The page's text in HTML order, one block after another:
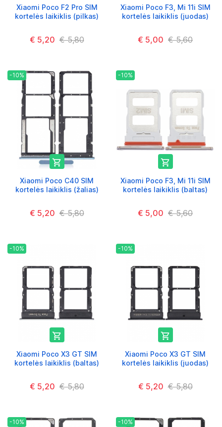
Xiaomi Poco F2 Pro SIM
kortelės laikiklis (pilkas)
€ 5,20 € 5,80
Xiaomi Poco F3, Mi 11i SIM
kortelės laikiklis (juodas)
€ 5,00 € 5,60
-10%

Xiaomi Poco C40 SIM
kortelės laikiklis (žalias)
€ 5,20 € 5,80
-10%

Xiaomi Poco F3, Mi 11i SIM
kortelės laikiklis (baltas)
€ 5,00 € 5,60
-10%

Xiaomi Poco X3 GT SIM
kortelės laikiklis (baltas)
€ 5,20 € 5,80
-10%

Xiaomi Poco X3 GT SIM
kortelės laikiklis (juodas)
€ 5,20 € 5,80
-10% -10%